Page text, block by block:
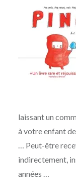
laissant un
à votre enfant
… Peut-être
indirectement,
années …